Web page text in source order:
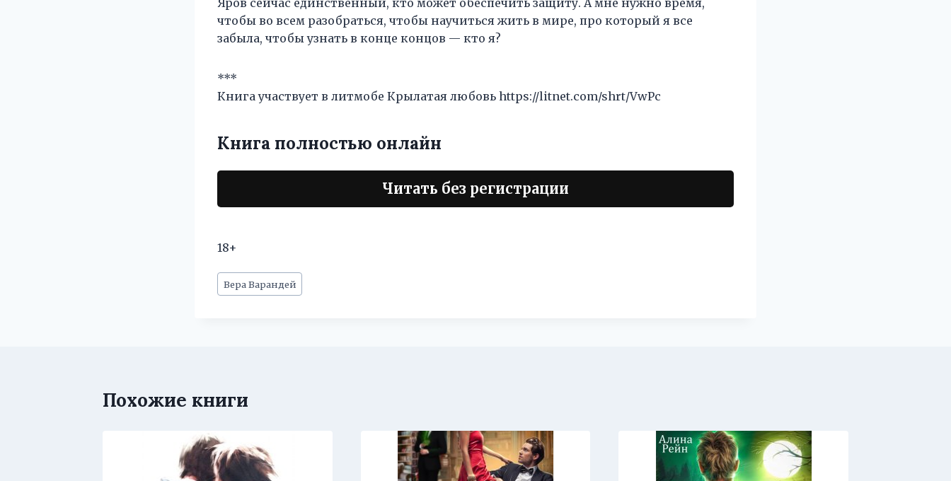
Яров сейчас единственный, кто может обеспечить защиту. А мне нужно время,
чтобы во всем разобраться, чтобы научиться жить в мире, про который я все
забыла, чтобы узнать в конце концов — кто я?
***
Книга участвует в литмобе Крылатая любовь https://litnet.com/shrt/VwPc
Книга полностью онлайн
Читать без регистрации
18+
Метки
записи:
Вера Варандей
Похожие книги